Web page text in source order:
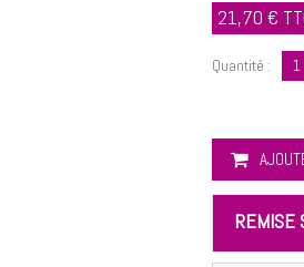
21,70 €
Quantité :
REMISE